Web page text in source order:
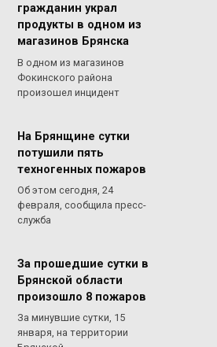
гражданин украл
продукты в одном из
магазинов Брянска
В одном из магазинов
Фокинского района
произошел инцидент
На Брянщине сутки
потушили пять
техногенных пожаров
Об этом сегодня, 24
февраля, сообщила пресс-
служба
За прошедшие сутки в
Брянской области
произошло 8 пожаров
За минувшие сутки, 15
января, на территории